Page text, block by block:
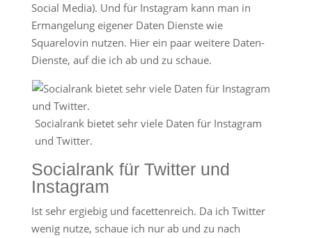
Social Media). Und für Instagram kann man in
Ermangelung eigener Daten Dienste wie
Squarelovin nutzen. Hier ein paar weitere Daten-
Dienste, auf die ich ab und zu schaue.
Socialrank bietet sehr viele Daten für Instagram
und Twitter.
Socialrank für Twitter und
Instagram
Ist sehr ergiebig und facettenreich. Da ich Twitter
wenig nutze, schaue ich nur ab und zu nach